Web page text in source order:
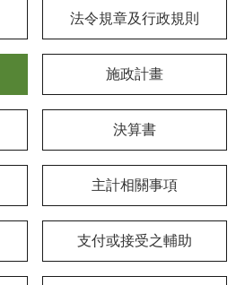
法令規章及行政規則
施政計畫
決算書
主計相關事項
支付或接受之輔助